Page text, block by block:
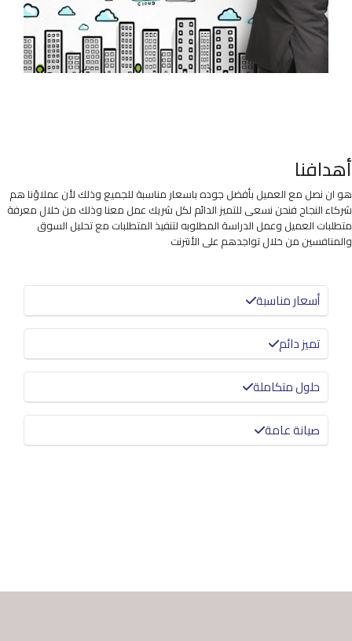
أهدافنا
هو ان نصل مع العميل بأفضل جوده باسعار مناسبة للجميع وذلك لأن عملاؤنا هم
شركاء النجاح فنحن نسعى للتميز الدائم لكل شريك عمل معنا وذلك من خلال معرفة
متطلبات العميل وعمل الدراسة المطلوبه لتنفيذ المتطلبات مع تحليل السوق
والمنافسين من خلال تواجدهم على الأنترنت
أسعار مناسبة
تميز دائم
حلول متكاملة
صيانة عامة